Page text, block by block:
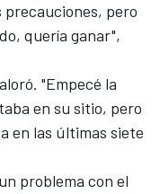
pero
quería ganar",
"Empecé la
en su sitio, pero
en las últimas siete
problema con el